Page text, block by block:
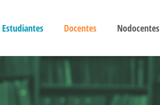
Estudiantes Docentes Nodocentes